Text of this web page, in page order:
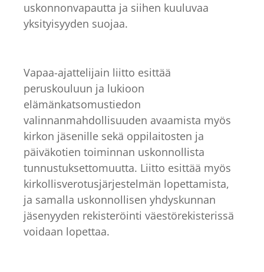
uskonnonvapautta ja siihen kuuluvaa
yksityisyyden suojaa.
Vapaa-ajattelijain liitto esittää
peruskouluun ja lukioon
elämänkatsomustiedon
valinnanmahdollisuuden avaamista myös
kirkon jäsenille sekä oppilaitosten ja
päiväkotien toiminnan uskonnollista
tunnustuksettomuutta. Liitto esittää myös
kirkollisverotusjärjestelmän lopettamista,
ja samalla uskonnollisen yhdyskunnan
jäsenyyden rekisteröinti väestörekisterissä
voidaan lopettaa.